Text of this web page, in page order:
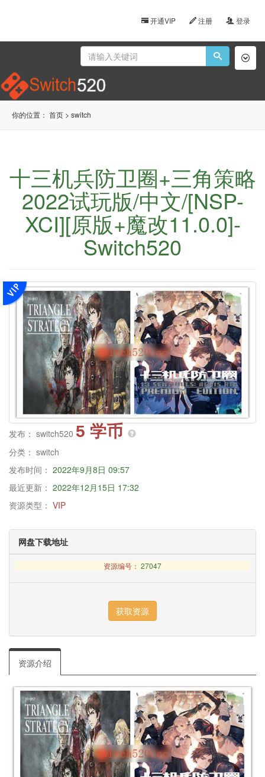
开通VIP 注册 登录
你的位置： 首页 > switch
十三机兵防卫圈+三角策略
2022试玩版/中文/[NSP-
XCI][原版+魔改11.0.0]-
Switch520
发布： switch520 5 学币
分类： switch
发布时间： 2022年9月8日 09:57
最近更新： 2022年12月15日 17:32
资源类型： VIP
网盘下载地址
资源编号： 27047
资源介绍